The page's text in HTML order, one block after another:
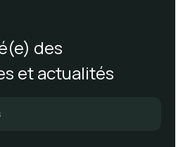
des
et actualités